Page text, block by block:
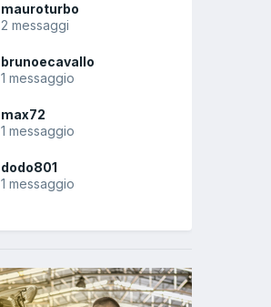
mauroturbo
2 messaggi
brunoecavallo
1 messaggio
max72
1 messaggio
dodo801
1 messaggio